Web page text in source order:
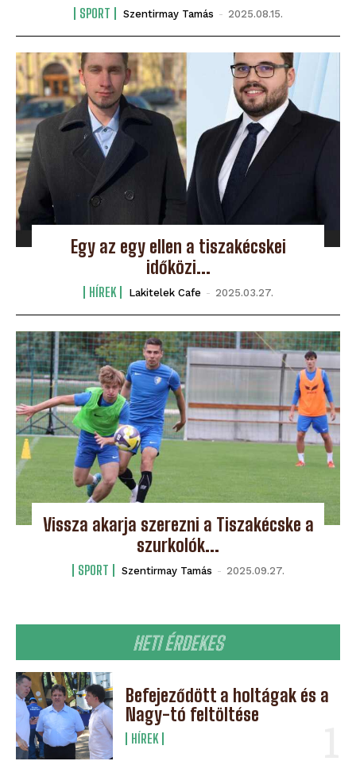
HETI ÉRDEKES
Befejeződött a holtágak és a
Nagy-tó feltöltése
HÍREK
SPORT Szentirmay Tamás - 2025.08.15.
Egy az egy ellen a tiszakécskei
időközi...
HÍREK Lakitelek Cafe - 2025.03.27.
Vissza akarja szerezni a Tiszakécske a
szurkolók...
SPORT Szentirmay Tamás - 2025.09.27.